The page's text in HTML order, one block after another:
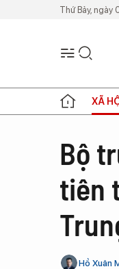
Thứ Bảy,
XÃ
Bộ
tiên
Hồ Xuân